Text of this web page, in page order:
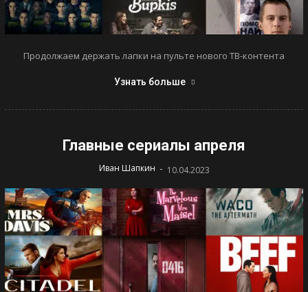
Продолжаем держать лапки на пульте нового ТВ-контента
Узнать больше
Главные сериалы апреля
Иван Шапкин - 10.04.2023